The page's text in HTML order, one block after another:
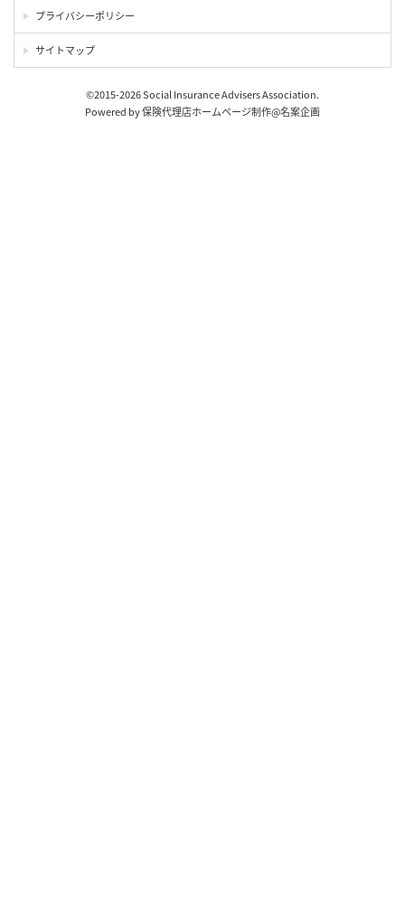
プライバシーポリシー
サイトマップ
©2015-2026 Social Insurance Advisers Association.
Powered by保険代理店ホームページ制作@名案企画